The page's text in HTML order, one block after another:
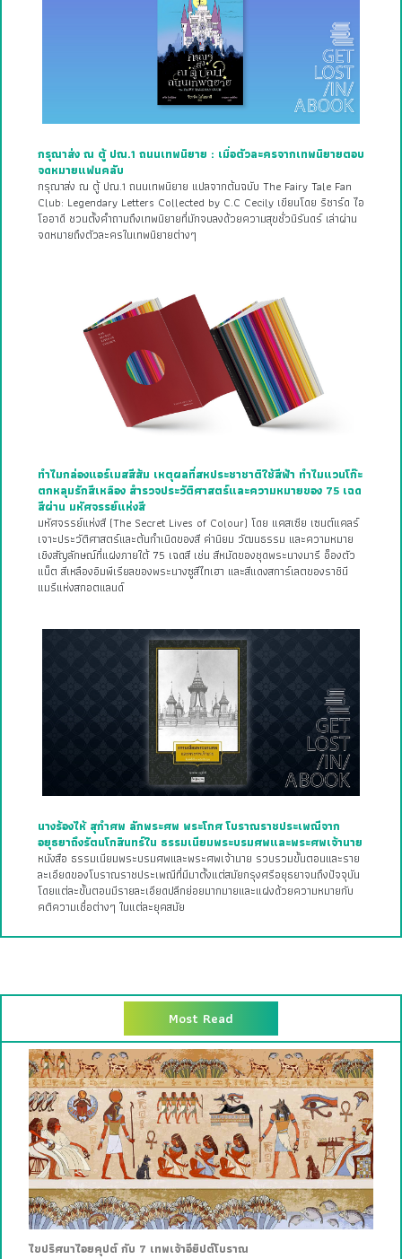
กรุณาส่ง ณ ตู้ ปณ.1 ถนนเทพนิยาย : เมื่อตัวละครจากเทพนิยายตอบ
จดหมายแฟนคลับ
กรุณาส่ง ณ ตู้ ปณ.1 ถนนเทพนิยาย แปลจากต้นฉบับ The Fairy Tale Fan
Club: Legendary Letters Collected by C.C Cecily เขียนโดย ริชาร์ด ไอ
โออาดี ชวนตั้งคำถามถึงเทพนิยายที่มักจบลงด้วยความสุขชั่วนิรันดร์ เล่าผ่าน
จดหมายถึงตัวละครในเทพนิยายต่างๆ
ทำไมกล่องแอร์เมสสีส้ม เหตุผลที่สหประชาชาติใช้สีฟ้า ทำไมแวนโก๊ะ
ตกหลุมรักสีเหลือง สำรวจประวัติศาสตร์และความหมายของ 75 เฉด
สีผ่าน มหัศจรรย์แห่งสี
มหัศจรรย์แห่งสี (The Secret Lives of Colour) โดย แคสเซีย เซนต์แคลร์
เจาะประวัติศาสตร์และต้นกำเนิดของสี ค่านิยม วัฒนธรรม และความหมาย
เชิงสัญลักษณ์ที่แฝงภายใต้ 75 เฉดสี เช่น สีหมัดของชุดพระนางมารี อ็องตัว
แน็ต สีเหลืองอิมพีเรียลของพระนางซูสีไทเฮา และสีแดงสการ์เลตของราชินี
แมรีแห่งสกอตแลนด์
นางร้องไห้ สุกำศพ ลักพระศพ พระโกศ โบราณราชประเพณีจาก
อยุธยาถึงรัตนโกสินทร์ใน ธรรมเนียมพระบรมศพและพระศพเจ้านาย
หนังสือ ธรรมเนียมพระบรมศพและพระศพเจ้านาย รวบรวมขั้นตอนและราย
ละเอียดของโบราณราชประเพณีที่มีมาตั้งแต่สมัยกรุงศรีอยุธยาจนถึงปัจจุบัน
โดยแต่ละขั้นตอนมีรายละเอียดปลีกย่อยมากมายและแฝงด้วยความหมายกับ
คติความเชื่อต่างๆ ในแต่ละยุคสมัย
Most Read
ไขปริศนาไอยคุปต์ กับ 7 เทพเจ้าอียิปต์โบราณ